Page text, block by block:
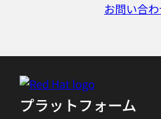
お問い合
プラットフォーム